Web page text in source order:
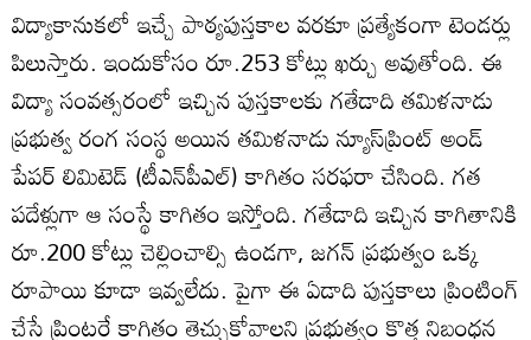
విద్యాకానుకలో ఇచ్చే పాఠ్యపుస్తకాల వరకూ ప్రత్యేకంగా టెండర్లు
పిలుస్తారు. ఇందుకోసం రూ.253 కోట్లు ఖర్చు అవుతోంది. ఈ
విద్యా సంవత్సరంలో ఇచ్చిన పుస్తకాలకు గతేడాది తమిళనాడు
ప్రభుత్వ రంగ సంస్థ అయిన తమిళనాడు న్యూస్‌ప్రింట్‌ అండ్‌
పేపర్‌ లిమిటెడ్‌ (టీఎన్‌పీఎల్‌) కాగితం సరఫరా చేసింది. గత
పదేళ్లుగా ఆ సంస్థే కాగితం ఇస్తోంది. గతేడాది ఇచ్చిన కాగితానికి
రూ.200 కోట్లు చెల్లించాల్సి ఉండగా, జగన్‌ ప్రభుత్వం ఒక్క
రూపాయి కూడా ఇవ్వలేదు. పైగా ఈ ఏడాది పుస్తకాలు ప్రింటింగ్‌
చేసే ప్రింటర్లే కాగితం తెచ్చుకోవాలని ప్రభుత్వం కొత్త నిబంధన